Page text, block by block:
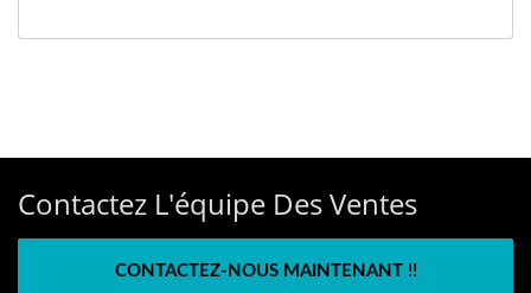
Contactez L'équipe Des Ventes
CONTACTEZ-NOUS MAINTENANT !!